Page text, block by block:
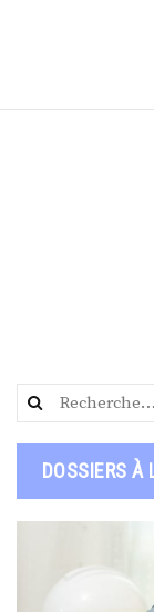
Rechercher :
DOSSIERS À